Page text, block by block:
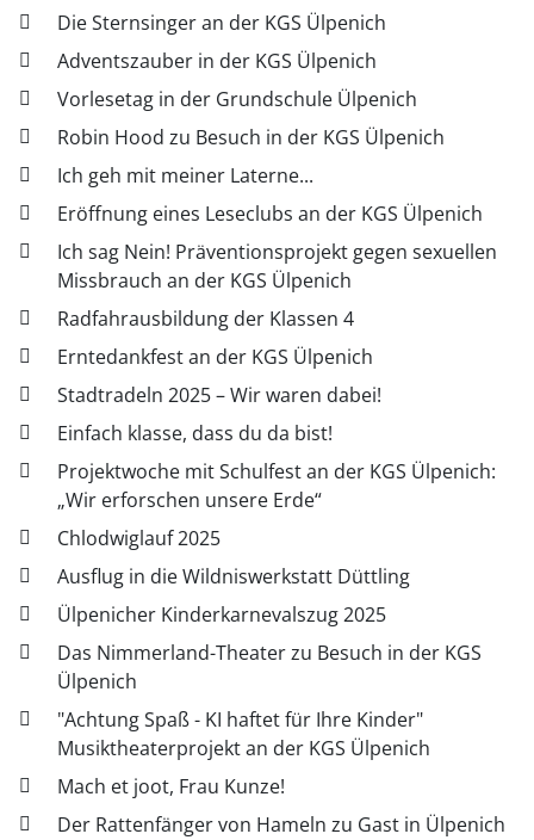
Die Sternsinger an der KGS Ülpenich
Adventszauber in der KGS Ülpenich
Vorlesetag in der Grundschule Ülpenich
Robin Hood zu Besuch in der KGS Ülpenich
Ich geh mit meiner Laterne...
Eröffnung eines Leseclubs an der KGS Ülpenich
Ich sag Nein! Präventionsprojekt gegen sexuellen
Missbrauch an der KGS Ülpenich
Radfahrausbildung der Klassen 4
Erntedankfest an der KGS Ülpenich
Stadtradeln 2025 – Wir waren dabei!
Einfach klasse, dass du da bist!
Projektwoche mit Schulfest an der KGS Ülpenich:
„Wir erforschen unsere Erde“
Chlodwiglauf 2025
Ausflug in die Wildniswerkstatt Düttling
Ülpenicher Kinderkarnevalszug 2025
Das Nimmerland-Theater zu Besuch in der KGS
Ülpenich
"Achtung Spaß - KI haftet für Ihre Kinder"
Musiktheaterprojekt an der KGS Ülpenich
Mach et joot, Frau Kunze!
Der Rattenfänger von Hameln zu Gast in Ülpenich